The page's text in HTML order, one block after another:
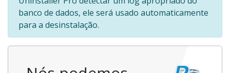
banco de dados, ele será usado automaticamente
para a desinstalação.